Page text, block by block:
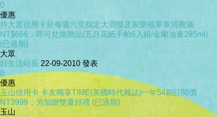
0
優惠
持大眾信用卡於每週六至指定大潤發及家樂福單筆消費滿
NT$666，即可兌換贈品(五月花紙手帕6入組/金蘭油膏295ml)
(已過期)
大眾
好生活站長 22-09-2010 發表
0
優惠
玉山信用卡 卡友獨享TIME(美國時代雜誌)一年54期訂閱價
NT3999，另加贈雙重好禮 (已過期)
玉山